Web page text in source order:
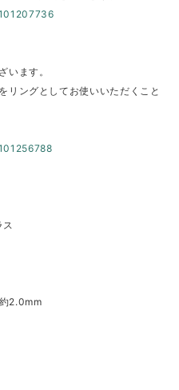
います。
リングとしてお使いいただくこと
2.0mm